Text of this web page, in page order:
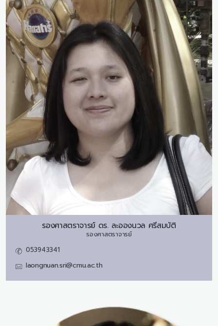
รองศาสตราจารย์ ดร. ละอองนวล ศรีสมบัติ
รองศาสตราจารย์
053943341
laongnuan.sri@cmu.ac.th